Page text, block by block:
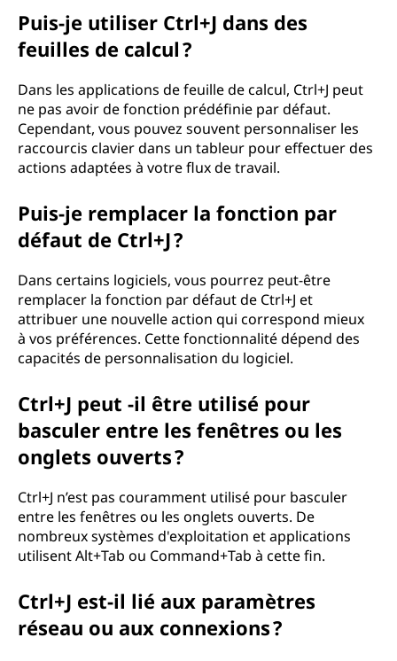
Puis-je utiliser Ctrl+J dans des
feuilles de calcul ?
Dans les applications de feuille de calcul, Ctrl+J peut
ne pas avoir de fonction prédéfinie par défaut.
Cependant, vous pouvez souvent personnaliser les
raccourcis clavier dans un tableur pour effectuer des
actions adaptées à votre flux de travail.
Puis-je remplacer la fonction par
défaut de Ctrl+J ?
Dans certains logiciels, vous pourrez peut-être
remplacer la fonction par défaut de Ctrl+J et
attribuer une nouvelle action qui correspond mieux
à vos préférences. Cette fonctionnalité dépend des
capacités de personnalisation du logiciel.
Ctrl+J peut -il être utilisé pour
basculer entre les fenêtres ou les
onglets ouverts ?
Ctrl+J n’est pas couramment utilisé pour basculer
entre les fenêtres ou les onglets ouverts. De
nombreux systèmes d'exploitation et applications
utilisent Alt+Tab ou Command+Tab à cette fin.
Ctrl+J est-il lié aux paramètres
réseau ou aux connexions ?